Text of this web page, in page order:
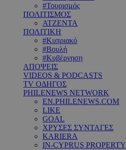
#Τουρισμός
ΠΟΛΙΤΙΣΜΟΣ
ΑΤΖΕΝΤΑ
ΠΟΛΙΤΙΚΗ
#Κυπριακό
#Βουλή
#Κυβέρνηση
ΑΠΟΨΕΙΣ
VIDEOS & PODCASTS
TV ΟΔΗΓΟΣ
PHILENEWS NETWORK
EN.PHILENEWS.COM
LIKE
GOAL
ΧΡΥΣΕΣ ΣΥΝΤΑΓΕΣ
KARIERA
IN-CYPRUS PROPERTY